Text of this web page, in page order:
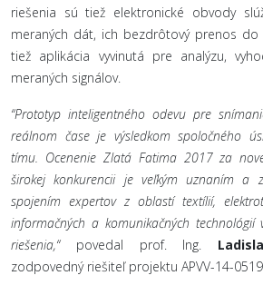
riešenia sú tiež elektronické obvody
meraných dát, ich bezdrôtový prenos
tiež aplikácia vyvinutá pre analýzu,
meraných signálov.
“Prototyp inteligentného odevu pre
reálnom čase je výsledkom spoločného
tímu. Ocenenie Zlatá Fatima 2017 za
širokej konkurencii je veľkým uznaním a
spojením expertov z oblastí textílií,
informačných a komunikačných technológií
riešenia,“povedal prof. Ing.
zodpovedný riešiteľ projektu APVV-14-0519